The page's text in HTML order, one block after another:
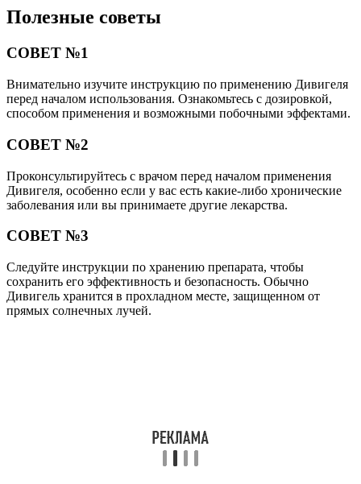
Полезные советы
СОВЕТ №1
Внимательно изучите инструкцию по применению Дивигеля
перед началом использования. Ознакомьтесь с дозировкой,
способом применения и возможными побочными эффектами.
СОВЕТ №2
Проконсультируйтесь с врачом перед началом применения
Дивигеля, особенно если у вас есть какие-либо хронические
заболевания или вы принимаете другие лекарства.
СОВЕТ №3
Следуйте инструкции по хранению препарата, чтобы
сохранить его эффективность и безопасность. Обычно
Дивигель хранится в прохладном месте, защищенном от
прямых солнечных лучей.